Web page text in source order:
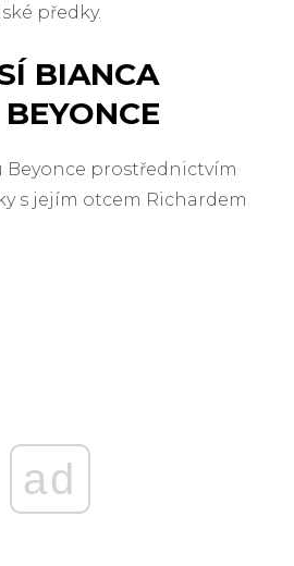
předky.
BIANCA
Beyonce prostřednictvím
s jejím otcem Richardem
ad